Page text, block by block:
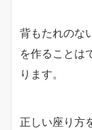
背もたれのな
を作ることは
ります。
正しい座り方